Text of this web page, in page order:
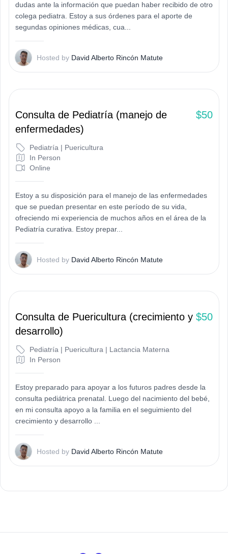
dudas ante la información que puedan haber recibido de otro
colega pediatra. Estoy a sus órdenes para el aporte de
segundas opiniones médicas, cua...
D Hosted by David Alberto Rincón Matute
Consulta de Pediatría (manejo de
enfermedades)
$50
Pediatría | Puericultura
In Person
Online
Estoy a su disposición para el manejo de las enfermedades
que se puedan presentar en este período de su vida,
ofreciendo mi experiencia de muchos años en el área de la
Pediatría curativa. Estoy prepar...
D Hosted by David Alberto Rincón Matute
Consulta de Puericultura (crecimiento y
desarrollo)
$50
Pediatría | Puericultura | Lactancia Materna
In Person
Estoy preparado para apoyar a los futuros padres desde la
consulta pediátrica prenatal. Luego del nacimiento del bebé,
en mi consulta apoyo a la familia en el seguimiento del
crecimiento y desarrollo ...
D Hosted by David Alberto Rincón Matute